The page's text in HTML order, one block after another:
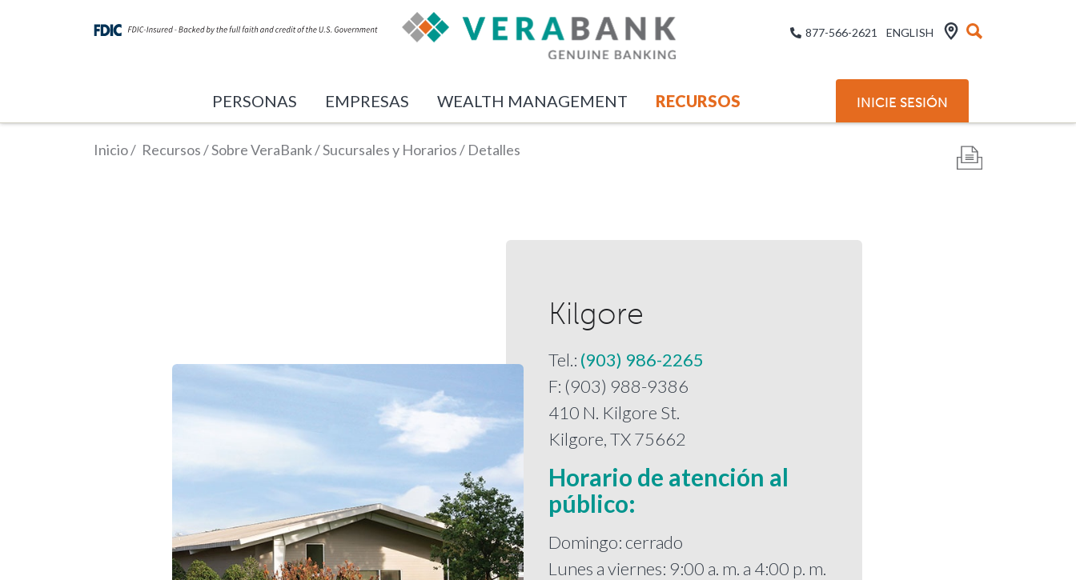
877-566-2621 ENGLISH
PERSONAS EMPRESAS WEALTH MANAGEMENT RECURSOS INICIE SESIÓN
Inicio/ Recursos/Sobre VeraBank/Sucursales y Horarios/ Detalles
Kilgore
Tel.: (903) 986-2265
F: (903) 988-9386
410 N. Kilgore St.
Kilgore, TX 75662
Horario de atención al
público:
Domingo: cerrado
Lunes a viernes: 9:00 a. m. a 4:00 p. m.